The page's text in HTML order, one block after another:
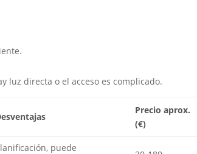
luz directa o el acceso es complicado.
Precio aprox.
(€)
puede